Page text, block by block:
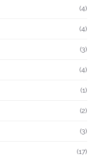
(4)
(4)
(3)
(4)
(1)
(2)
(3)
(17)